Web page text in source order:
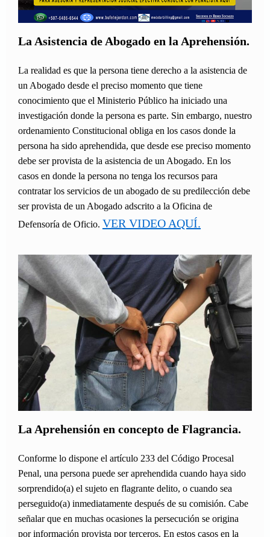
La Asistencia de Abogado en la Aprehensión.
La realidad es que la persona tiene derecho a la asistencia de
un Abogado desde el preciso momento que tiene
conocimiento que el Ministerio Público ha iniciado una
investigación donde la persona es parte. Sin embargo, nuestro
ordenamiento Constitucional obliga en los casos donde la
persona ha sido aprehendida, que desde ese preciso momento
debe ser provista de la asistencia de un Abogado. En los
casos en donde la persona no tenga los recursos para
contratar los servicios de un abogado de su predilección debe
ser provista de un Abogado adscrito a la Oficina de
Defensoría de Oficio. VER VIDEO AQUÍ.
La Aprehensión en concepto de Flagrancia.
Conforme lo dispone el artículo 233 del Código Procesal
Penal, una persona puede ser aprehendida cuando haya sido
sorprendido(a) el sujeto en flagrante delito, o cuando sea
perseguido(a) inmediatamente después de su comisión. Cabe
señalar que en muchas ocasiones la persecución se origina
por información provista por terceros. En estos casos en la